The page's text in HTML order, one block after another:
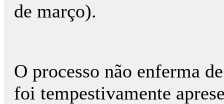
de março).
O processo não enferma
foi tempestivamente